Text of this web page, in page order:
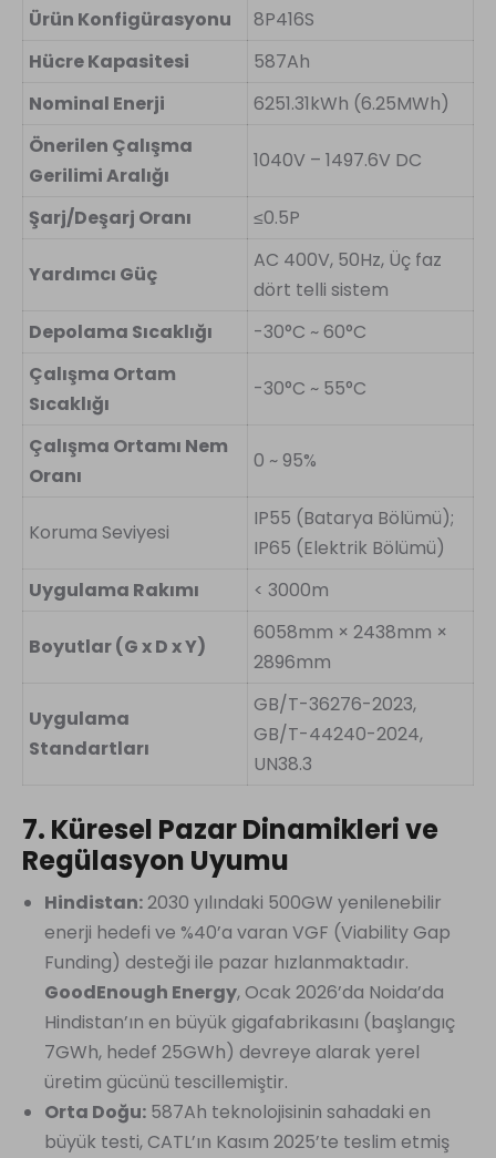
Ürün Konfigürasyonu
8P416S
Hücre Kapasitesi
587Ah
Nominal Enerji
6251.31kWh (6.25MWh)
Önerilen Çalışma
Gerilimi Aralığı
1040V – 1497.6V DC
Şarj/Deşarj Oranı ≤0.5P
Yardımcı Güç
AC 400V, 50Hz, Üç faz
dört telli sistem
Depolama Sıcaklığı
-30°C ~ 60°C
Çalışma Ortam
Sıcaklığı
-30°C ~ 55°C
Çalışma Ortamı Nem
Oranı
0 ~ 95%
Koruma Seviyesi
IP55 (Batarya Bölümü);
IP65 (Elektrik Bölümü)
Uygulama Rakımı
< 3000m
Boyutlar (G x D x Y)
6058mm × 2438mm ×
2896mm
Uygulama
Standartları
GB/T-36276-2023,
GB/T-44240-2024,
UN38.3
7. Küresel Pazar Dinamikleri ve
Regülasyon Uyumu
Hindistan:2030 yılındaki 500GW yenilenebilir
enerji hedefi ve %40’a varan VGF (Viability Gap
Funding) desteği ile pazar hızlanmaktadır.
GoodEnough Energy, Ocak 2026’da Noida’da
Hindistan’ın en büyük gigafabrikasını (başlangıç
7GWh, hedef 25GWh) devreye alarak yerel
üretim gücünü tescillemiştir.
Orta Doğu: 587Ah teknolojisinin sahadaki en
büyük testi, CATL’ın Kasım 2025’te teslim etmiş